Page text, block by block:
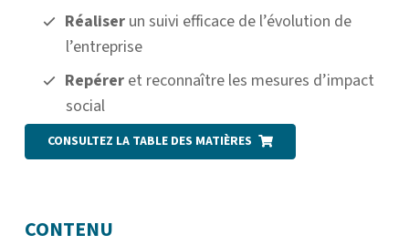
Réaliser un suivi efficace de l’évolution de
l’entreprise
Repérer et reconnaître les mesures d’impact
social
CONSULTEZ LA TABLE DES MATIÈRES
CONTENU